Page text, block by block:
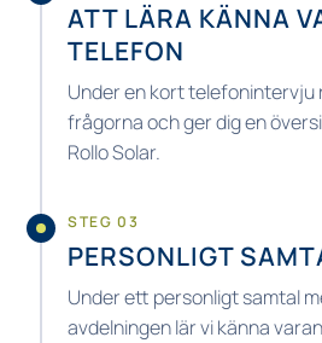
ATT LÄRA KÄNNA
TELEFON
Under en kort telefonintervju
frågorna och ger dig en
Rollo Solar.
STEG 03
PERSONLIGT
Under ett personligt samtal
avdelningen lär vi känna